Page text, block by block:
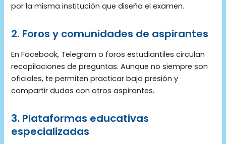
por la misma institución que diseña el examen.
2. Foros y comunidades de aspirantes
En Facebook, Telegram o foros estudiantiles circulan
recopilaciones de preguntas. Aunque no siempre son
oficiales, te permiten practicar bajo presión y
compartir dudas con otros aspirantes.
3. Plataformas educativas
especializadas